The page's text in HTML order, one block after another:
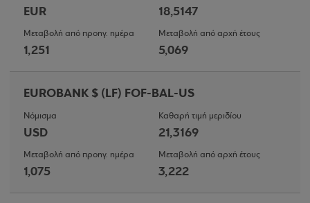
EUR 18,5147
Μεταβολή από προηγ. ημέρα
1,251
Μεταβολή από αρχή έτους
5,069
EUROBANK $ (LF) FOF-BAL-US
Νόμισμα
USD
Καθαρή τιμή μεριδίου
21,3169
Μεταβολή από προηγ. ημέρα
1,075
Μεταβολή από αρχή έτους
3,222